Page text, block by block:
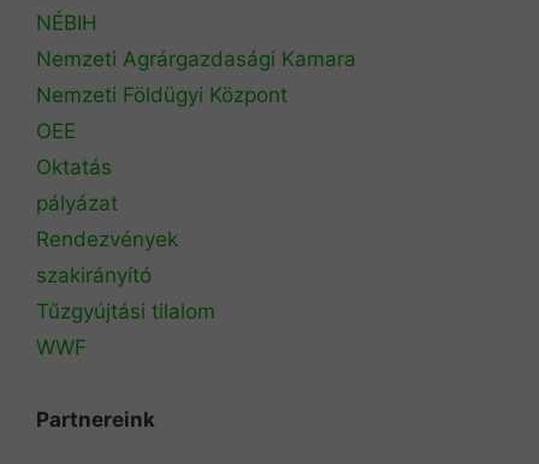
NÉBIH
Nemzeti Agrárgazdasági Kamara
Nemzeti Földügyi Központ
OEE
Oktatás
pályázat
Rendezvények
szakirányító
Tűzgyújtási tilalom
WWF
Partnereink